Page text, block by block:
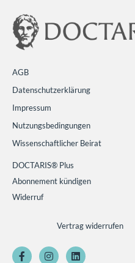
AGB
Datenschutzerklärung
Impressum
Nutzungsbedingungen
Wissenschaftlicher Beirat
DOCTARIS® Plus
Abonnement kündigen
Widerruf
Vertrag widerrufen